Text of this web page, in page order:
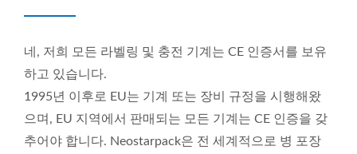
네, 저희 모든 라벨링 및 충전 기계는 CE 인증서를 보유
하고 있습니다.
1995년 이후로 EU는 기계 또는 장비 규정을 시행해왔
으며, EU 지역에서 판매되는 모든 기계는 CE 인증을 갖
추어야 합니다. Neostarpack은 전 세계적으로 병 포장